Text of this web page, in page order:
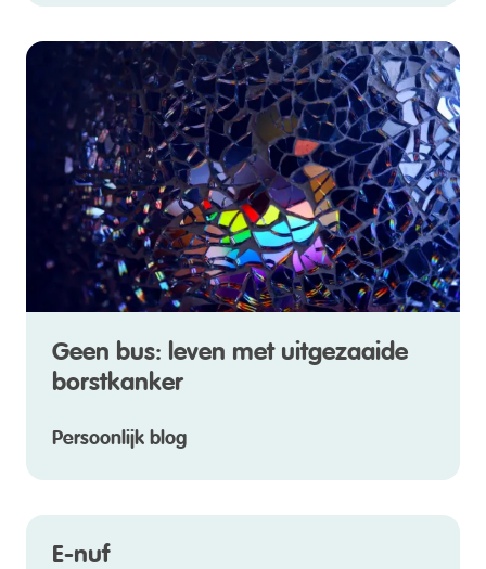
Geen bus: leven met uitgezaaide
borstkanker
Persoonlijk blog
E-nuf